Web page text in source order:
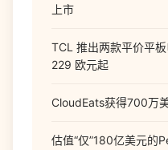
上市
TCL 推出两款平价平板
229 欧元起
CloudEats获得700万
估值“仅”180亿美元的